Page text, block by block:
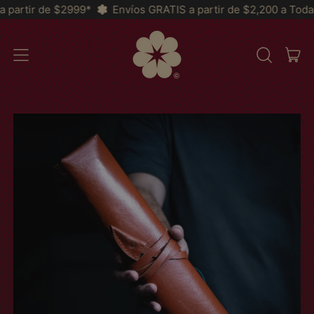
Envíos GRATIS a partir de $2,200 a Toda la República
MENÚ
BUSCAR
EN
NUESTRA
PÁGINA
WEB